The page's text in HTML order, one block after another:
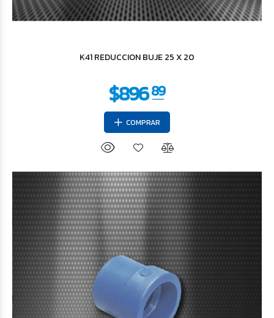
K41 REDUCCION BUJE 25 X 20
COMPRAR
$3.30641
$4.95426